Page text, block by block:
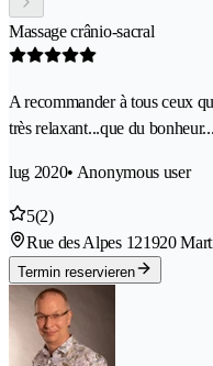
Massage crânio-sacral
A recommander à tous ceux
très relaxant...que du bonheur...
lug 2020• Anonymous user
5(2)
Rue des Alpes 121920
Termin reservieren